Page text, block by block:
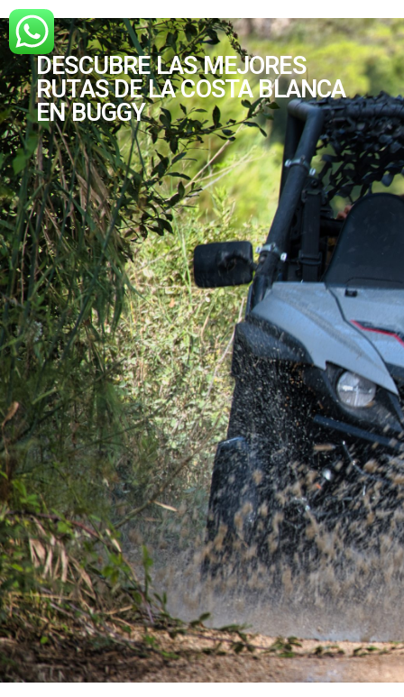
DESCUBRE LAS MEJORES
RUTAS DE LA COSTA BLANCA
EN BUGGY